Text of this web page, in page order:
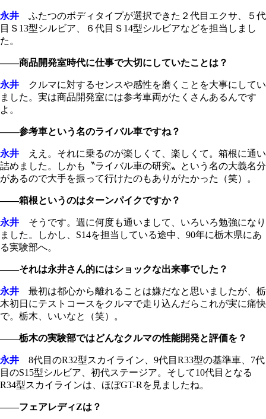
永井 ふたつのボディタイプが選択できた２代目エクサ、５代
目Ｓ13型シルビア、６代目Ｓ14型シルビアなどを担当しまし
た。
――商品開発室時代に仕事で大切にしていたことは？
永井 クルマに対するセンスや感性を磨くことを大事にしてい
ました。実は商品開発室には参考車両がたくさんあるんです
よ。
――参考車という名のライバル車ですね？
永井 ええ。それに乗るのが楽しくて、楽しくて。箱根に通い
詰めました。しかも〝ライバル車の研究〟という名の大義名分
があるので大手を振って行けたのもありがたかった（笑）。
――箱根というのはターンパイクですか？
永井 そうです。週に何度も通いまして、いろいろ勉強になり
ました。しかし、S14を担当している途中、90年に栃木県にあ
る実験部へ。
――それは永井さん的にはショックな出来事でした？
永井 最初は都心から離れることは嫌だなと思いましたが、栃
木初日にテストコースをクルマで走り込んだらこれが実に痛快
で。栃木、いいなと（笑）。
――栃木の実験部ではどんなクルマの性能開発と評価を？
永井 8代目のR32型スカイライン、9代目R33型の基準車、7代
目のS15型シルビア、初代ステージア。そして10代目となる
R34型スカイラインは、ほぼGT-Rを見ましたね。
――フェアレディZは？